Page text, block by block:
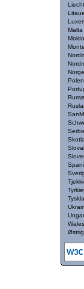
Malta
Norge
Polen
Wales
Østrig